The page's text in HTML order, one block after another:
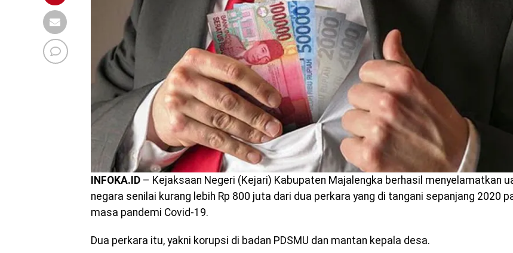
INFOKA.ID – Kejaksaan Negeri (Kejari) Kabupaten Majalengka berhasil menyelamatkan
negara senilai kurang lebih Rp 800 juta dari dua perkara yang di tangani sepanjang 2020
masa pandemi Covid-19.
Dua perkara itu, yakni korupsi di badan PDSMU dan mantan kepala desa.